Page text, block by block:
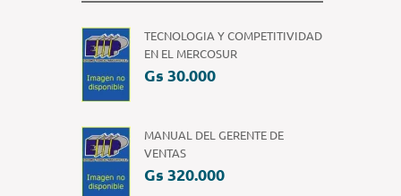
TECNOLOGIA Y COMPETITIVIDAD
EN EL MERCOSUR
Gs 30.000
MANUAL DEL GERENTE DE
VENTAS
Gs 320.000